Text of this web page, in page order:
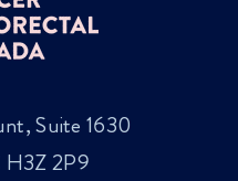
Suite 1630
2P9